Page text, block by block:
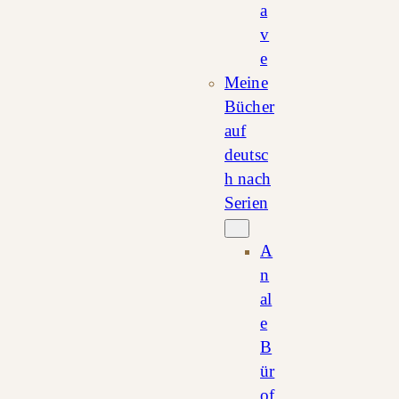
a
v
e
Meine
Bücher
auf
deutsc
h nach
Serien
A
n
al
e
B
ür
of